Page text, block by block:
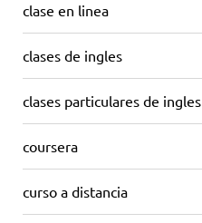
clase en linea
clases de ingles
clases particulares de ingles
coursera
curso a distancia